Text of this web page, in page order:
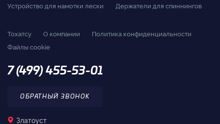
Устройство для намотки лески
Держатели для спиннингов
Тохатсу О компании
Политика конфиденциальности
Файлы cookie
7 (499) 455-53-01
ОБРАТНЫЙ ЗВОНОК
Златоуст